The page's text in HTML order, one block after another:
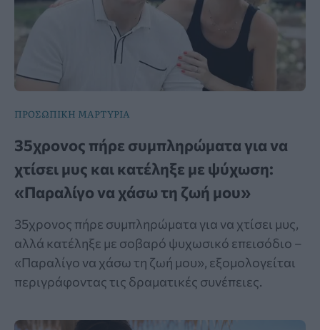
ΠΡΟΣΩΠΙΚΗ ΜΑΡΤΥΡΙΑ
35χρονος πήρε συμπληρώματα για να
χτίσει μυς και κατέληξε με ψύχωση:
«Παραλίγο να χάσω τη ζωή μου»
35χρονος πήρε συμπληρώματα για να χτίσει μυς,
αλλά κατέληξε με σοβαρό ψυχωσικό επεισόδιο –
«Παραλίγο να χάσω τη ζωή μου», εξομολογείται
περιγράφοντας τις δραματικές συνέπειες.